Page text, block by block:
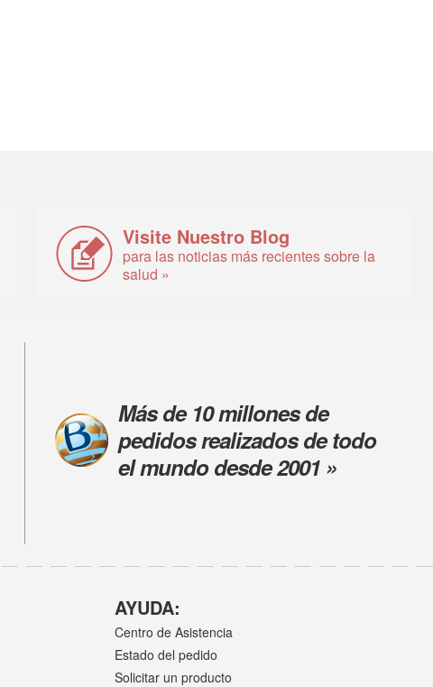
Visite Nuestro Blog
para las noticias más recientes sobre la
salud »
Más de 10 millones de
pedidos realizados de todo
el mundo desde 2001 »
AYUDA:
Centro de Asistencia
Estado del pedido
Solicitar un producto